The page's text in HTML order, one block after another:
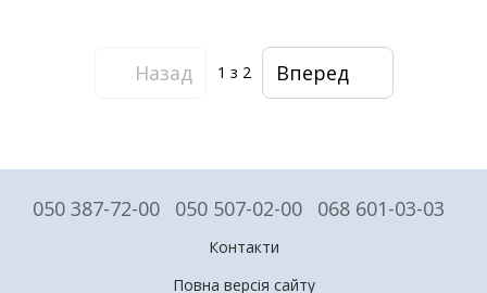
Назад 1 з 2 Вперед
050 387-72-00 050 507-02-00 068 601-03-03
Контакти
Повна версія сайту